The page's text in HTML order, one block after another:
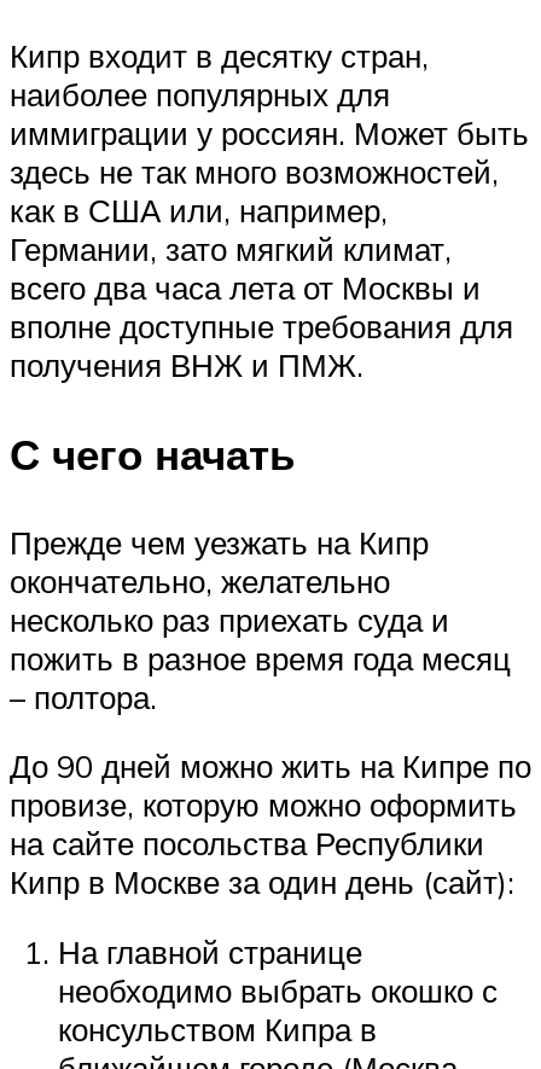
Кипр входит в десятку стран,
наиболее популярных для
иммиграции у россиян. Может быть
здесь не так много возможностей,
как в США или, например,
Германии, зато мягкий климат,
всего два часа лета от Москвы и
вполне доступные требования для
получения ВНЖ и ПМЖ.
С чего начать
Прежде чем уезжать на Кипр
окончательно, желательно
несколько раз приехать суда и
пожить в разное время года месяц
– полтора.
До 90 дней можно жить на Кипре по
провизе, которую можно оформить
на сайте посольства Республики
Кипр в Москве за один день (сайт):
На главной странице
необходимо выбрать окошко с
консульством Кипра в